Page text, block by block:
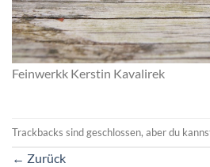
Feinwerkk Kerstin Kavalirek
Trackbacks sind geschlossen, aber du
← Zurück